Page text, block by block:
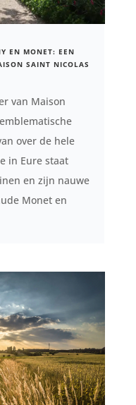
EN MONET: EEN
SAINT NICOLAS
van Maison
over de hele
in Eure staat
en zijn nauwe
Monet en